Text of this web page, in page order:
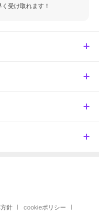
受け取れます！
針 cookieポリシー